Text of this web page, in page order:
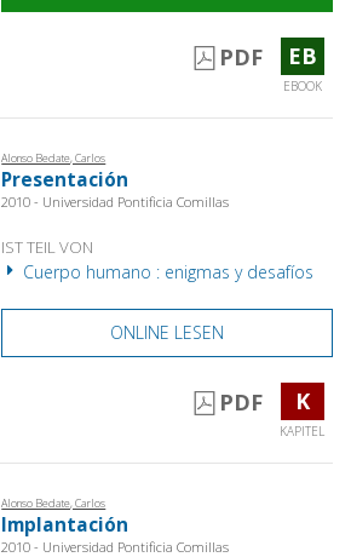
PDF EB
EBOOK
Alonso Bedate, Carlos
Presentación
2010 - Universidad Pontificia Comillas
IST TEIL VON
Cuerpo humano : enigmas y desafíos
ONLINE LESEN
PDF K
KAPITEL
Alonso Bedate, Carlos
Implantación
2010 - Universidad Pontificia Comillas